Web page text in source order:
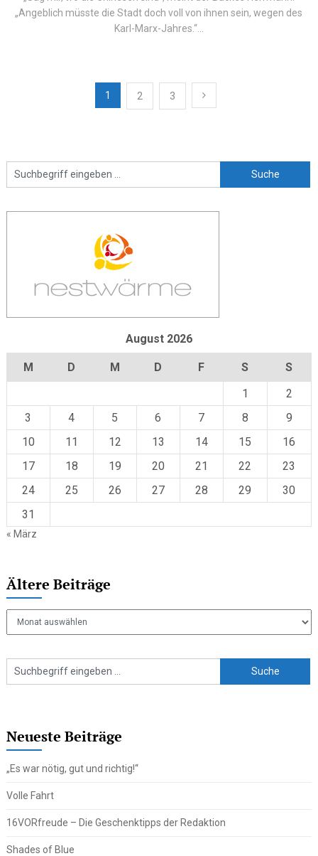
„Angeblich müsste die Stadt doch voll von ihnen sein, wegen des
Karl-Marx-Jahres.“...
Beitragsnavigation
1 2 3
August 2026
M D M D F S
S
1
2
3
4 5 6 7 8
9
10
11 12 13 14 15
16
17
18 19 20 21 22
23
24
25 26 27 28 29
30
31
« März
Ältere Beiträge
Neueste Beiträge
„Es war nötig, gut und richtig!“
Volle Fahrt
16VORfreude – Die Geschenktipps der Redaktion
Shades of Blue